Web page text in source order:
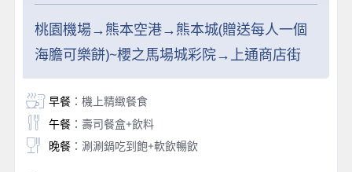
桃園機場→熊本空港→熊本城(贈送每人一個
海膽可樂餅)~櫻之馬場城彩院→上通商店街
早餐：機上精緻餐食
午餐：壽司餐盒+飲料
晚餐：涮涮鍋吃到飽+軟飲暢飲